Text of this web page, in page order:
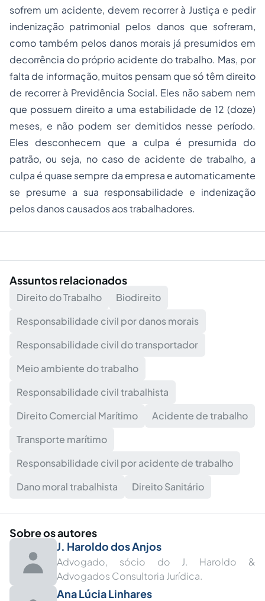
sofrem um acidente, devem recorrer à Justiça e pedir
indenização patrimonial pelos danos que sofreram,
como também pelos danos morais já presumidos em
decorrência do próprio acidente do trabalho. Mas, por
falta de informação, muitos pensam que só têm direito
de recorrer à Previdência Social. Eles não sabem nem
que possuem direito a uma estabilidade de 12 (doze)
meses, e não podem ser demitidos nesse período.
Eles desconhecem que a culpa é presumida do
patrão, ou seja, no caso de acidente de trabalho, a
culpa é quase sempre da empresa e automaticamente
se presume a sua responsabilidade e indenização
pelos danos causados aos trabalhadores.
Assuntos relacionados
Direito do Trabalho
Biodireito
Responsabilidade civil por danos morais
Responsabilidade civil do transportador
Meio ambiente do trabalho
Responsabilidade civil trabalhista
Direito Comercial Marítimo
Acidente de trabalho
Transporte marítimo
Responsabilidade civil por acidente de trabalho
Dano moral trabalhista
Direito Sanitário
Sobre os autores
J. Haroldo dos Anjos
Advogado, sócio do J. Haroldo &
Advogados Consultoria Jurídica.
Ana Lúcia Linhares